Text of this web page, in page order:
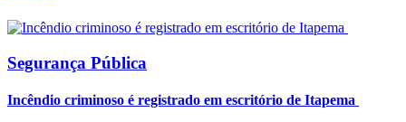
Segurança Pública
Incêndio criminoso é registrado em escritório de Itapema